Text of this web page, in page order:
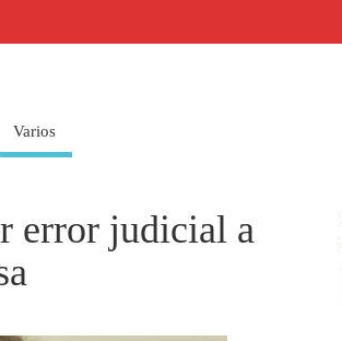
Varios
error judicial a